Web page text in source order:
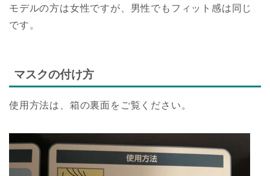
モデルの方は女性ですが、男性でもフィット感は同じ
です。
マスクの付け方
使用方法は、箱の裏面をご覧ください。